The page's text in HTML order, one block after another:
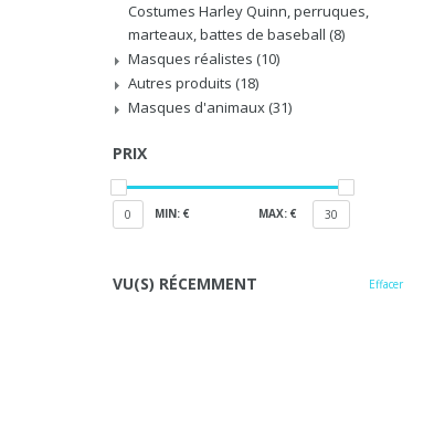
Costumes Harley Quinn, perruques,
marteaux, battes de baseball (8)
Masques réalistes (10)
Autres produits (18)
Masques d'animaux (31)
PRIX
0 MIN: € MAX: € 30
VU(S) RÉCEMMENT Effacer